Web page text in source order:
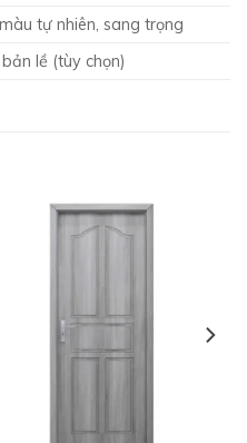
tự nhiên, sang trọng
lề (tùy chọn)